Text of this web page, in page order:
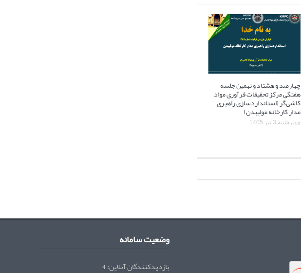
چهارصد و هشتاد و نهمین جلسه
هفتگی مرکز تحقیقات فرآوری مواد
کاشی‌گر (استانداردسازی راهبری
مدار کارخانه مولیبدن)
چهارشنبه 3 تیر 1405
وضعیت سامانه
بازدیدکنندگان آنلاین:4